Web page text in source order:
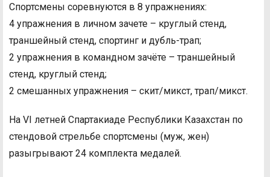
Спортсмены соревнуются в 8 упражнениях:
4 упражнения в личном зачете – круглый стенд,
траншейный стенд, спортинг и дубль-трап;
2 упражнения в командном зачёте – траншейный
стенд, круглый стенд;
2 смешанных упражнения – скит/микст, трап/микст.
На VI летней Спартакиаде Республики Казахстан по
стендовой стрельбе спортсмены (муж, жен)
разыгрывают 24 комплекта медалей.